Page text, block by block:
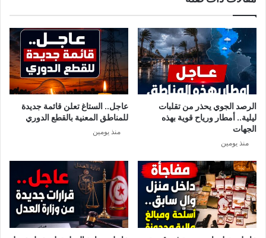
د
و
ي
و
ل
ن
ع
ل
ى
أ
س
ل
ح
الرصد الجوي يحذر من تقلبات
ليلية.. أمطار ورياح قوية بهذه
الجهات
منذ يومين
عاجل.. الستاغ تعلن قائمة جديدة
للمناطق المعنية بالقطع الدوري
منذ يومين